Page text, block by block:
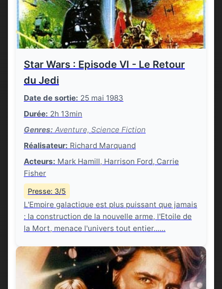
Star Wars : Episode VI - Le Retour
du Jedi
Date de sortie: 25 mai 1983
Durée: 2h 13min
Genres: Aventure, Science Fiction
Réalisateur: Richard Marquand
Acteurs: Mark Hamill, Harrison Ford, Carrie
Fisher
Presse: 3/5
L'Empire galactique est plus puissant que jamais
: la construction de la nouvelle arme, l'Etoile de
la Mort, menace l'univers tout entier......